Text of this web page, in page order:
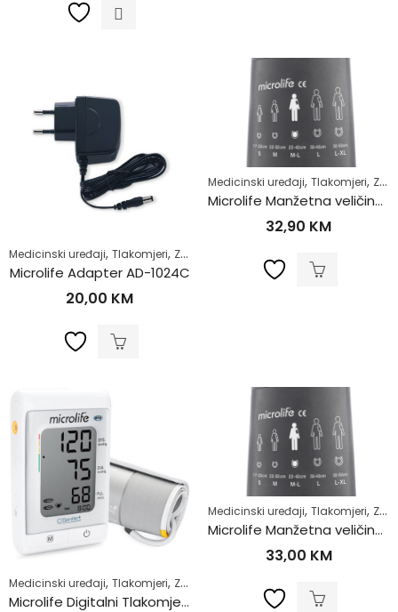
Medicinski uređaji, Tlakomjeri, Zdrav život
Microlife Adapter AD-1024C
20,00 KM
Medicinski uređaji, Tlakomjeri, Zdrav život
Microlife Manžetna veličina M-L (22-42cm)
32,90 KM
Medicinski uređaji, Tlakomjeri, Zdrav život
Microlife Digitalni Tlakomjer BP A200
Medicinski uređaji, Tlakomjeri, Zdrav život
Microlife Manžetna veličina S (17-22cm)
33,00 KM